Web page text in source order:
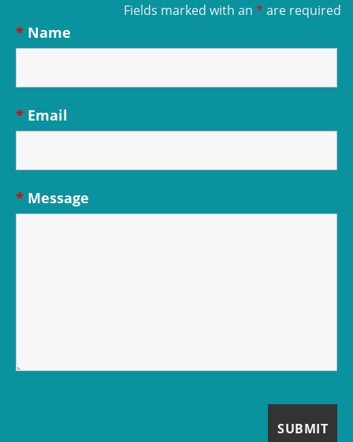
Fields marked with an * are required
Name
*
Email
*
Message
*